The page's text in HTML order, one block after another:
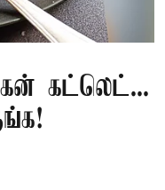
கட்லெட்...